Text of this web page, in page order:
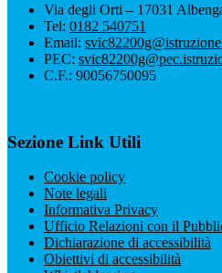
Via degli Orti – 17031
Tel: 0182 540751
Email:
PEC:
C.F.: 90056750095
Sezione Link Utili
Cookie policy
Note legali
Informativa Privacy
Ufficio Relazioni con il
Dichiarazione di accessibilità
Obiettivi di accessibilità